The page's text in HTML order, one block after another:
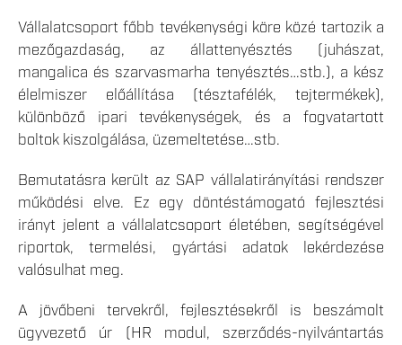
Vállalatcsoport főbb tevékenységi köre közé tartozik a
mezőgazdaság, az állattenyésztés (juhászat,
mangalica és szarvasmarha tenyésztés…stb.), a kész
élelmiszer előállítása (tésztafélék, tejtermékek),
különböző ipari tevékenységek, és a fogvatartott
boltok kiszolgálása, üzemeltetése…stb.
Bemutatásra került az SAP vállalatirányítási rendszer
működési elve. Ez egy döntéstámogató fejlesztési
irányt jelent a vállalatcsoport életében, segítségével
riportok, termelési, gyártási adatok lekérdezése
valósulhat meg.
A jövőbeni tervekről, fejlesztésekről is beszámolt
ügyvezető úr (HR modul, szerződés-nyilvántartás